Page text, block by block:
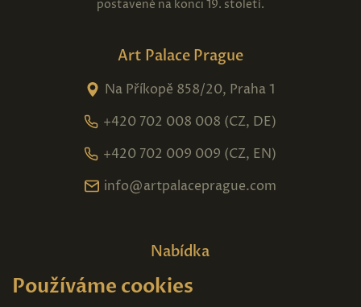
postavené na konci 19. století.
Art Palace Prague
Na Příkopě 858/20, Praha 1
+420 702 008 008 (CZ, DE)
+420 702 009 009 (CZ, EN)
info@artpalaceprague.com
Nabídka
Domů
Používáme cookies